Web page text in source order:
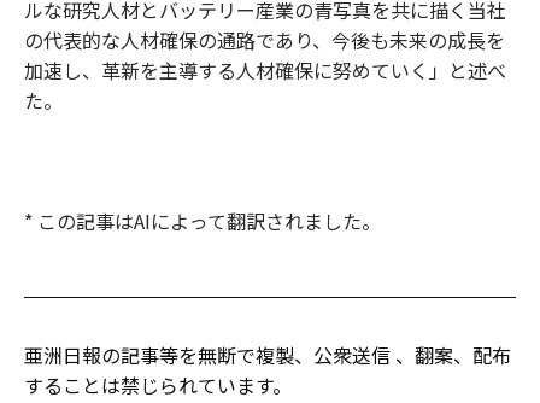
ルな研究人材とバッテリー産業の青写真を共に描く当社
の代表的な人材確保の通路であり、今後も未来の成長を
加速し、革新を主導する人材確保に努めていく」と述べ
た。
* この記事はAIによって翻訳されました。
亜洲日報の記事等を無断で複製、公衆送信 、翻案、配布
することは禁じられています。